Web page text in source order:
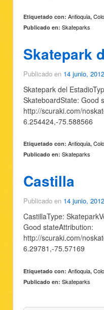
Etiquetado con: Antioquia,
Publicado en: Skateparks
Skatepark
Publicado en 14 junio, 2012
Skatepark del
SkateboardState: Good
http://scuraki.com/
6.254424,-75.588566
Etiquetado con: Antioquia,
Publicado en: Skateparks
Castilla
Publicado en 14 junio, 2012
CastillaType:
Good stateAttribution:
http://scuraki.com/
6.29781,-75.57169
Etiquetado con: Antioquia,
Publicado en: Skateparks